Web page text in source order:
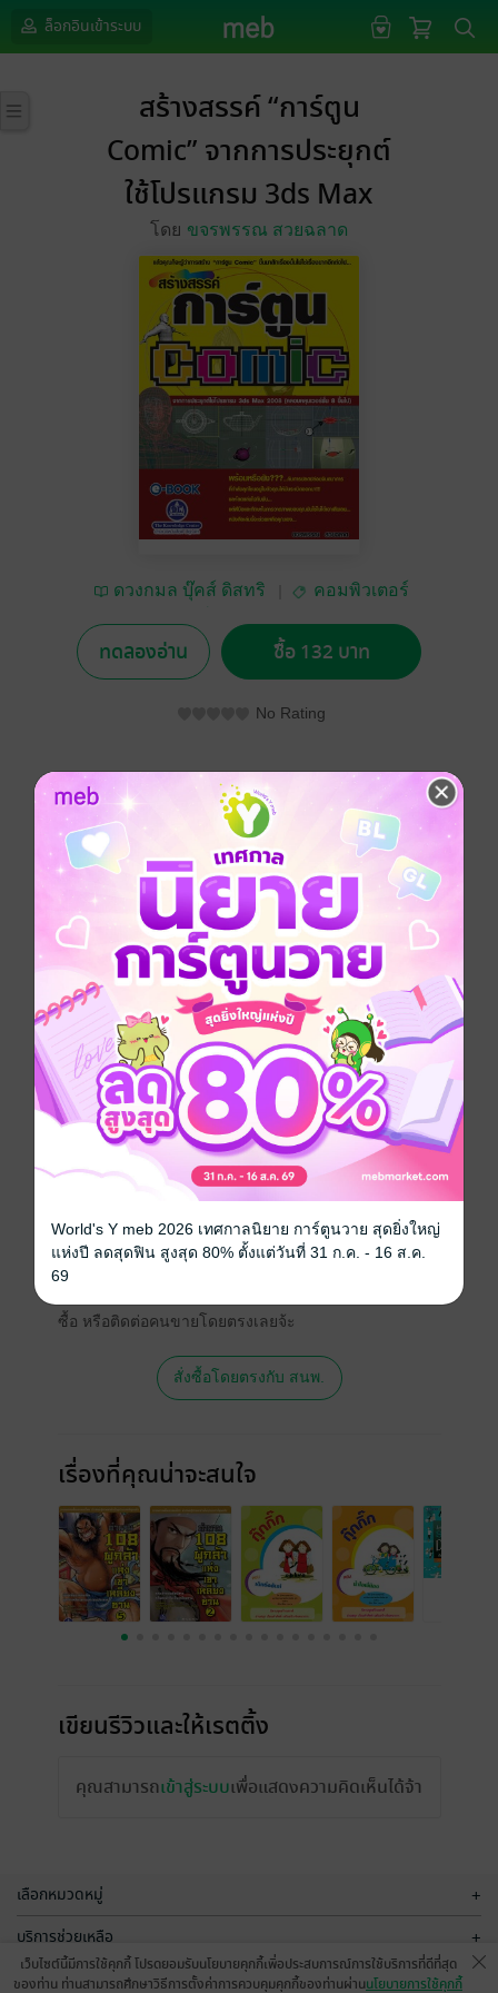
ล็อกอินเข้าระบบ
สร้างสรรค์ “การ์ตูน
Comic” จากการประยุกต์
ใช้โปรแกรม 3ds Max
โดย ขจรพรรณ สวยฉลาด
ดวงกมล บุ๊คส์ ดิสทริ
คอมพิวเตอร์
ทดลองอ่าน ซื้อ 132 บาท
No Rating
อยากได้ ซื้อเป็นของขวัญ ติดตาม แชร์
พร้อมหรือยัง? กับการปลดปล่อยจินตนาการที่กำลังลุกโชน
ในตัวคุณให้ระเบิดออกมา และโลดแล่นไปกับมัน
แล่วคุณก็จะรู้ว่าการส้ราง "การ์ตูน Comic" ขึ้นมาสักเรื่อง
ไม่ใช่เรื่องยากอีกต่อไป
คอมพิวเตอร์ เขียนโปรแกรม
ประเภทไฟล์ pdf
วันที่วางขาย 11 มิถุนายน 2568
ความยาว 469 หน้า
สนใจเวอร์ชันกระดาษ เชิญทางนี้!
เวอร์ชันกระดาษมีวางขายที่เว็บไซต์สำนัก
ซื้อ หรือติดต่อคนขายโดยตรงเลยจ้ะ
สั่งซื้อโดยตรงกับ สนพ.
เรื่องที่คุณน่าจะสนใจ
เขียนรีวิวและให้เรตติ้ง
คุณสามารถเข้าสู่ระบบเพื่อแสดงความคิดเห็นได้จ้า
เลือกหมวดหมู่ +
บริการช่วยเหลือ +
เกี่ยวกับเรา
เว็บไซต์นี้มีการใช้คุกกี้ โปรดยอมรับนโยบายคุกกี้เพื่อประสบการณ์การใช้บริการที่ดีที่สุด
ของท่าน ท่านสามารถศึกษาวิธีการตั้งค่าการควบคุมคุกกี้ของท่านผ่านนโยบายการใช้คุกกี้
World's Y meb 2026 เทศกาลนิยาย การ์ตูนวาย สุดยิ่งใหญ่
แห่งปี ลดสุดฟิน สูงสุด 80% ตั้งแต่วันที่ 31 ก.ค. - 16 ส.ค.
69